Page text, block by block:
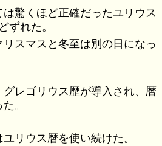
は驚くほど正確だったユリウス
ずれた。
スマスと冬至は別の日になっ
グレゴリウス歴が導入され、暦
。
リウス暦を使い続けた。